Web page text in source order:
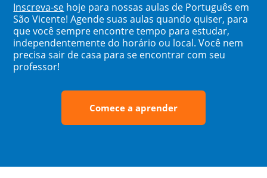
Inscreva-se hoje para nossas aulas de Português em
São Vicente! Agende suas aulas quando quiser, para
que você sempre encontre tempo para estudar,
independentemente do horário ou local. Você nem
precisa sair de casa para se encontrar com seu
professor!
Comece a aprender